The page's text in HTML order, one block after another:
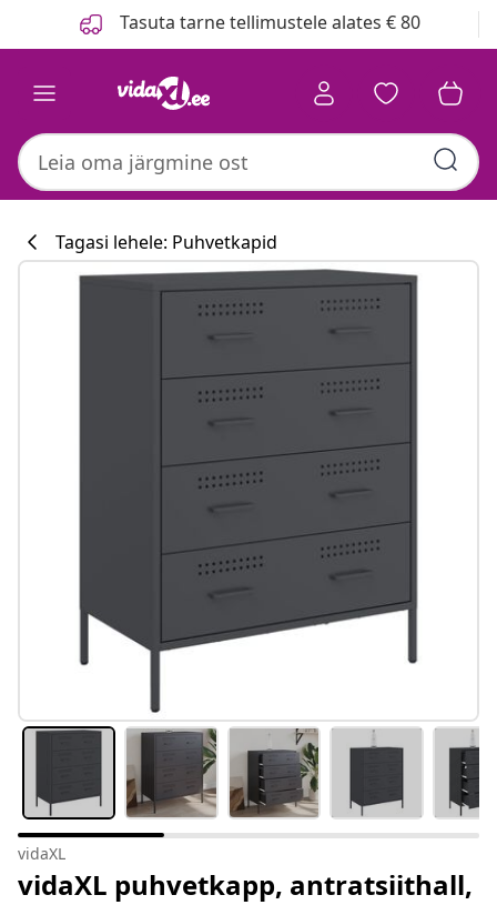
Tasuta tarne tellimustele alates € 80
#sharemevidaxl
Tagasi lehele: Puhvetkapid
vidaXL
vidaXL puhvetkapp, antratsiithall,